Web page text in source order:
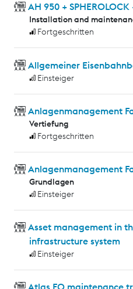
AH 950 + SPHEROLOCK
Installation and
Fortgeschritten
Allgemeiner
Einsteiger
Anlagenmanagement
Vertiefung
Fortgeschritten
Anlagenmanagement
Grundlagen
Einsteiger
Asset management in
infrastructure system
Einsteiger